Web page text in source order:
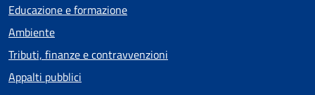
Educazione e formazione
Ambiente
Tributi, finanze e contravvenzioni
Appalti pubblici